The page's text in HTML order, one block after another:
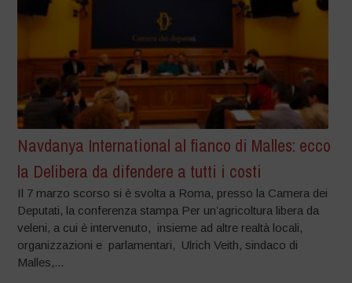
Navdanya International al fianco di Malles: ecco
la Delibera da difendere a tutti i costi
Il 7 marzo scorso si è svolta a Roma, presso la Camera dei
Deputati, la conferenza stampa Per un’agricoltura libera da
veleni, a cui è intervenuto, insieme ad altre realtà locali,
organizzazioni e parlamentari, Ulrich Veith, sindaco di
Malles,...